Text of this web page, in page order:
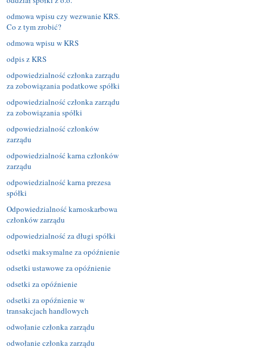
odmowa wpisu czy wezwanie KRS.
Co z tym zrobić?
odmowa wpisu w KRS
odpis z KRS
odpowiedzialność członka zarządu
za zobowiązania podatkowe spółki
odpowiedzialność członka zarządu
za zobowiązania spółki
odpowiedzialność członków
zarządu
odpowiedzialność karna członków
zarządu
odpowiedzialność karna prezesa
spółki
Odpowiedzialność karnoskarbowa
członków zarządu
odpowiedzialność za długi spółki
odsetki maksymalne za opóźnienie
odsetki ustawowe za opóźnienie
odsetki za opóźnienie
odsetki za opóźnienie w
transakcjach handlowych
odwołanie członka zarządu
odwołanie członka zarządu